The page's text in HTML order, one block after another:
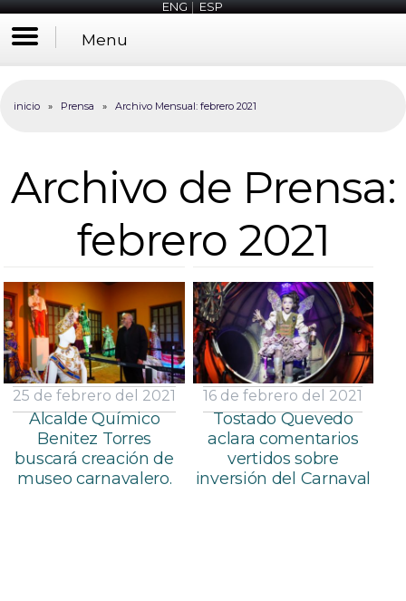
ENG|ESP
Menu
inicio » Prensa » Archivo Mensual: febrero 2021
Archivo de Prensa:
febrero 2021
25 de febrero del 2021
Alcalde Químico
Benitez Torres
buscará creación de
museo carnavalero.
16 de febrero del 2021
Tostado Quevedo
aclara comentarios
vertidos sobre
inversión del Carnaval